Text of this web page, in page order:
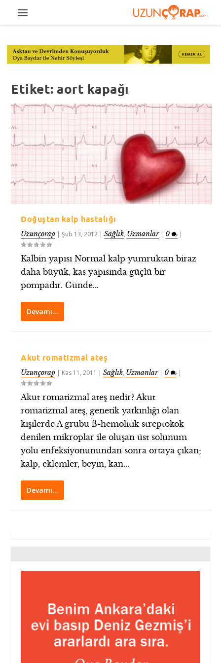
Etiket: aort kapağı
Doğuştan kalp hastalığı
Uzunçorap |Şub 13, 2012 |Sağlık, Uzmanlar| 0 |
Kalbin yapısı Normal kalp yumruktan biraz
daha büyük, kas yapısında güçlü bir
pompadır. Günde...
Devamı…
Akut romatizmal ateş
Uzunçorap | Kas 11, 2011 |Sağlık, Uzmanlar| 0 |
Akut romatizmal ateş nedir? Akut
romatizmal ateş, genetik yatkınlığı olan
kişilerde A grubu ß-hemolitik streptokok
denilen mikroplar ile oluşan üst solunum
yolu enfeksiyonunundan sonra ortaya çıkan;
kalp, eklemler, beyin, kan...
Devamı…